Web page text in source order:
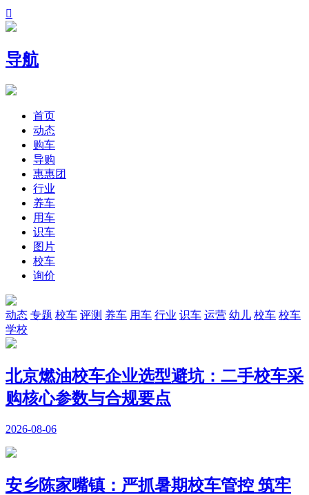

导航
首页
动态
购车
导购
惠惠团
行业
养车
用车
识车
图片
校车
询价
动态 专题 校车 评测 养车 用车 行业 识车 运营 幼儿 校车 校车
学校
北京燃油校车企业选型避坑：二手校车采
购核心参数与合规要点
2026-08-06
安乡陈家嘴镇：严抓暑期校车管控 筑牢